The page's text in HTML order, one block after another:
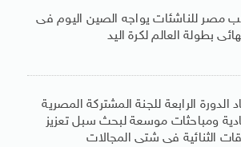
مصر للناشئات يواجه الصين اليوم فى
بطولة العالم لكرة اليد
الدورة الرابعة للجنة المشتركة المصرية
ومباحثات موسعة لبحث سبل تعزيز
الثنائية فى شتى المجالات